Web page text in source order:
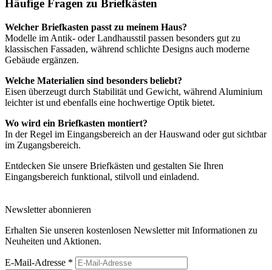
Häufige Fragen zu Briefkästen
Welcher Briefkasten passt zu meinem Haus?
Modelle im Antik- oder Landhausstil passen besonders gut zu
klassischen Fassaden, während schlichte Designs auch moderne
Gebäude ergänzen.
Welche Materialien sind besonders beliebt?
Eisen überzeugt durch Stabilität und Gewicht, während Aluminium
leichter ist und ebenfalls eine hochwertige Optik bietet.
Wo wird ein Briefkasten montiert?
In der Regel im Eingangsbereich an der Hauswand oder gut sichtbar
im Zugangsbereich.
Entdecken Sie unsere Briefkästen und gestalten Sie Ihren
Eingangsbereich funktional, stilvoll und einladend.
Newsletter abonnieren
Erhalten Sie unseren kostenlosen Newsletter mit Informationen zu
Neuheiten und Aktionen.
E-Mail-Adresse *